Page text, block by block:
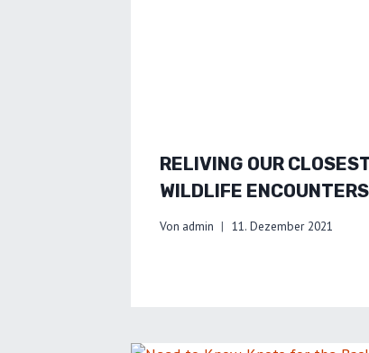
RELIVING OUR
WILDLIFE ENCOUNTERS
Von admin 11. Dezember 2021